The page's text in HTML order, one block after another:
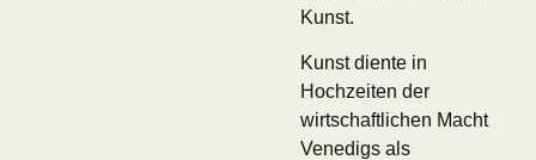
Kunst.
Kunst diente in
Hochzeiten der
wirtschaftlichen Macht
Venedigs als